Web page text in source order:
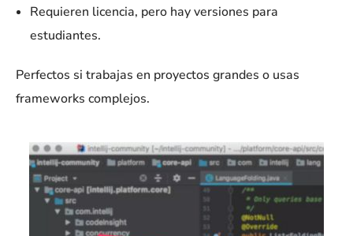
Requieren licencia, pero hay versiones para
estudiantes.
Perfectos si trabajas en proyectos grandes o usas
frameworks complejos.